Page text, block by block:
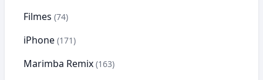
Filmes (74)
iPhone (171)
Marimba Remix (163)